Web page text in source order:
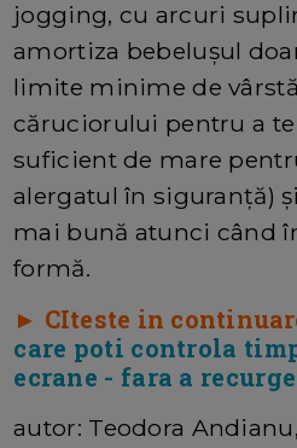
jogging, cu arcuri
amortiza bebelușul
limite minime de
căruciorului pentru a te
suficient de mare
alergatul în siguranță)
mai bună atunci când
formă.
► CIteste in
care poti controla
ecrane - fara a
autor: Teodora